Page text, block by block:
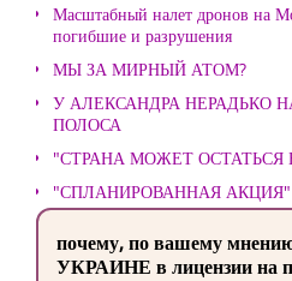
Масштабный налет дронов на
погибшие и разрушения
МЫ ЗА МИРНЫЙ АТОМ?
У АЛЕКСАНДРА НЕРАДЬКО
ПОЛОСА
"СТРАНА МОЖЕТ ОСТАТЬСЯ
"СПЛАНИРОВАННАЯ АКЦИЯ"
почему, по вашему
УКРАИНЕ в лицензии на